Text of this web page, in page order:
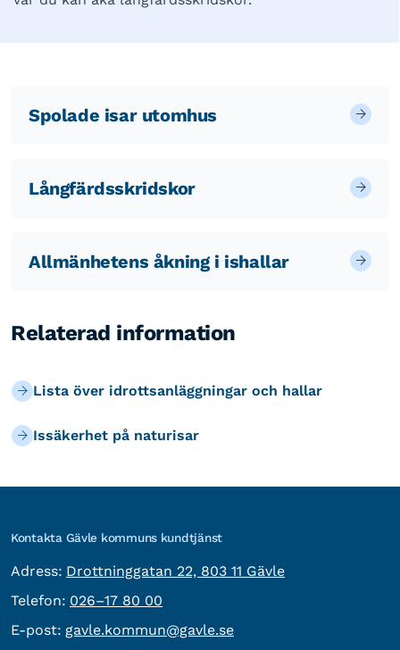
Spolade isar utomhus
Långfärdsskridskor
Allmänhetens åkning i ishallar
Relaterad information
Lista över idrottsanläggningar och hallar
Issäkerhet på naturisar
Kontakta Gävle kommuns kundtjänst
Adress: besöksadress:
Drottninggatan 22, 803 11 Gävle
Telefon: Telefon:
026–17 80 00
E-post: E-post:
gavle.kommun@gavle.se